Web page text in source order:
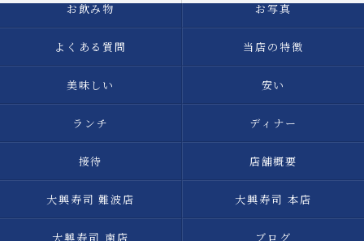
お飲み物 お写真
よくある質問 当店の特徴
美味しい 安い
ランチ ディナー
接待 店舗概要
大興寿司 難波店 大興寿司 本店
大興寿司 南店 ブログ